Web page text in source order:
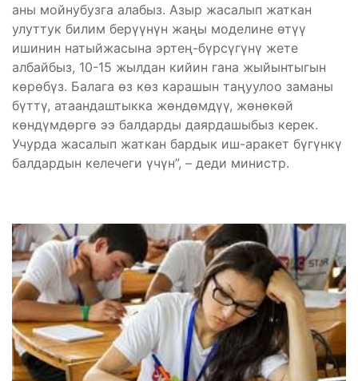
аны мойнубузга алабыз. Азыр жасалып жаткан
улуттук билим берүүнүн жаңы моделине өтүү
ишинин натыйжасына эртең-бүрсүгүнү жете
албайбыз, 10-15 жылдан кийин гана жыйынтыгын
көрөбүз. Балага өз көз карашын таңуулоо заманы
бүттү, атаандаштыкка жөндөмдүү, жөнөкөй
көндүмдөргө ээ балдарды даярдашыбыз керек.
Учурда жасалып жаткан бардык иш-аракет бүгүнкү
балдардын келечеги үчүн”, – деди министр.